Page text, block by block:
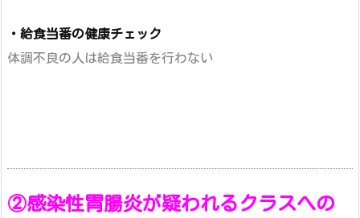
・給食当番の健康チェック
体調不良の人は給食当番を行わない
②感染性胃腸炎が疑われるクラスへの